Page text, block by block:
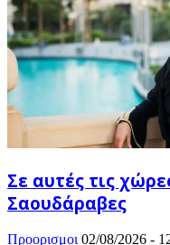
Σε αυτές τις
Σαουδάραβες
Προορισμοι 02/08/2026 -